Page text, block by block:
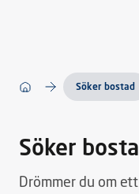
Söker bostad
Söker
Drömmer du om